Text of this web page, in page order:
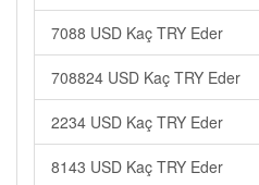
7088 USD Kaç TRY Eder
708824 USD Kaç TRY Eder
2234 USD Kaç TRY Eder
8143 USD Kaç TRY Eder